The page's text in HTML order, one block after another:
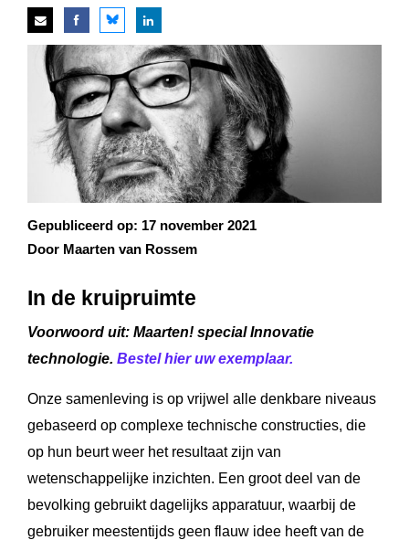
Gepubliceerd op: 17 november 2021
Door Maarten van Rossem
In de kruipruimte
Voorwoord uit: Maarten! special Innovatie
technologie. Bestel hier uw exemplaar.
Onze samenleving is op vrijwel alle denkbare niveaus
gebaseerd op complexe technische constructies, die
op hun beurt weer het resultaat zijn van
wetenschappelijke inzichten. Een groot deel van de
bevolking gebruikt dagelijks apparatuur, waarbij de
gebruiker meestentijds geen flauw idee heeft van de